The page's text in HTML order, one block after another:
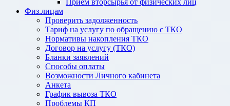
Прием вторсырья от физических лиц
Физ.лицам
Проверить задолженность
Тариф на услугу по обращению с ТКО
Нормативы накопления ТКО
Договор на услугу (ТКО)
Бланки заявлений
Способы оплаты
Возможности Личного кабинета
Анкета
График вывоза ТКО
Проблемы КП